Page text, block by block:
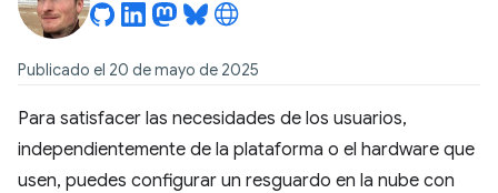
Publicado el 20 de mayo de 2025
Para satisfacer las necesidades de los usuarios,
independientemente de la plataforma o el hardware que
usen, puedes configurar un resguardo en la nube con